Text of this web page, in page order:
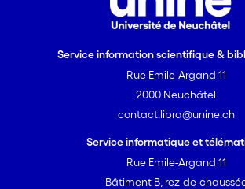
Service information scientifique &
Rue Emile-Argand 11
2000 Neuchâtel
contact.libra@unine.ch
Service informatique et
Rue Emile-Argand 11
Bâtiment B, rez-de-